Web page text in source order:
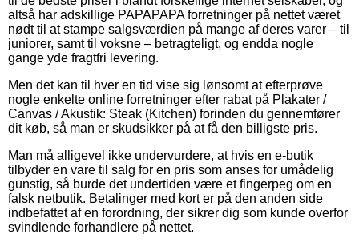
altså har adskillige PAPAPAPA forretninger på nettet været
nødt til at stampe salgsværdien på mange af deres varer – til
juniorer, samt til voksne – betragteligt, og endda nogle
gange yde fragtfri levering.
Men det kan til hver en tid vise sig lønsomt at efterprøve
nogle enkelte online forretninger efter rabat på Plakater /
Canvas / Akustik: Steak (Kitchen) forinden du gennemfører
dit køb, så man er skudsikker på at få den billigste pris.
Man må alligevel ikke undervurdere, at hvis en e-butik
tilbyder en vare til salg for en pris som anses for umådelig
gunstig, så burde det undertiden være et fingerpeg om en
falsk netbutik. Betalinger med kort er på den anden side
indbefattet af en forordning, der sikrer dig som kunde overfor
svindlende forhandlere på nettet.